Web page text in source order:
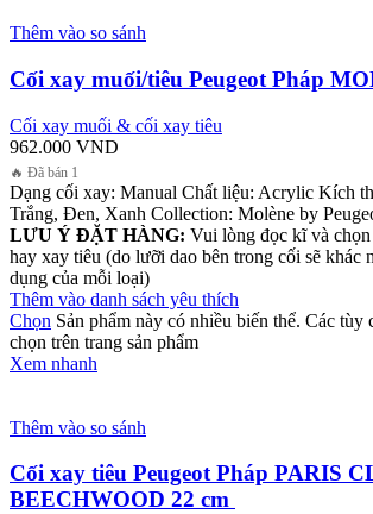
Thêm vào so sánh
Cối xay muối/tiêu Peugeot Pháp
Cối xay muối & cối xay tiêu
962.000 VND
🔥 Đã bán 1
Dạng cối xay: Manual Chất liệu: Acrylic Kích
Trắng, Đen, Xanh Collection: Molène by
LƯU Ý ĐẶT HÀNG: Vui lòng đọc kĩ và
hay xay tiêu (do lưỡi dao bên trong cối sẽ khác
dụng của mỗi loại)
Thêm vào danh sách yêu thích
Chọn Sản phẩm này có nhiều biến thể. Các tùy
chọn trên trang sản phẩm
Xem nhanh
Thêm vào so sánh
Cối xay tiêu Peugeot Pháp PARIS
BEECHWOOD 22 cm